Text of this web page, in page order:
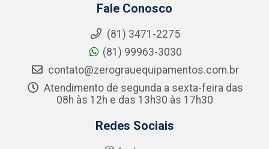
Fale Conosco
(81) 3471-2275
(81) 99963-3030
contato@zerograuequipamentos.com.br
Atendimento de segunda a sexta-feira das
08h às 12h e das 13h30 às 17h30
Redes Sociais